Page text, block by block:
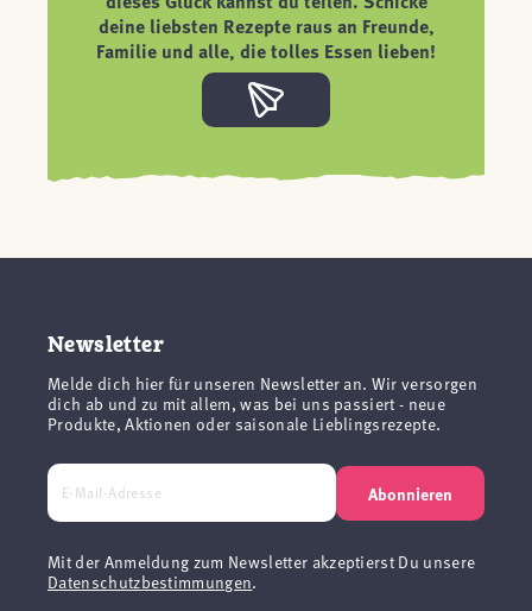
deine liebsten Rezepte raus an Freunde,
Familie und alle, die tolles Essen lieben!
Newsletter
Melde dich hier für unseren Newsletter an. Wir versorgen
dich ab und zu mit allem, was bei uns passiert - neue
Produkte, Aktionen oder saisonale Lieblingsrezepte.
Abonnieren
Mit der Anmeldung zum Newsletter akzeptierst Du unsere
Datenschutzbestimmungen.